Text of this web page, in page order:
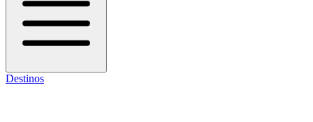
Destinos